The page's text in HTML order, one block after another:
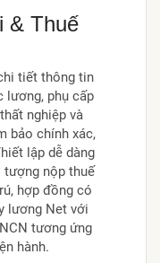
& Thuế
tiết thông tin
lương, phụ cấp
nghiệp và
bảo chính xác,
lập dễ dàng
nộp thuế
hợp đồng có
lương Net với
tương ứng
hành.